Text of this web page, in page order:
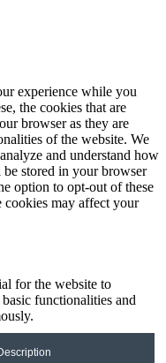
experience while you
the cookies that are
browser as they are
of the website. We
and understand how
stored in your browser
option to opt-out of these
cookies may affect your
for the website to
functionalities and